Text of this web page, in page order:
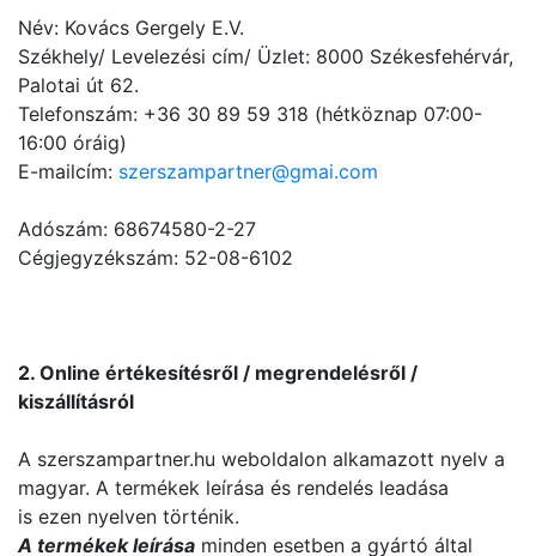
Név: Kovács Gergely E.V.
Székhely/ Levelezési cím/ Üzlet: 8000 Székesfehérvár,
Palotai út 62.
Telefonszám: +36 30 89 59 318 (hétköznap 07:00-
16:00 óráig)
E-mailcím: szerszampartner@gmai.com
Adószám: 68674580-2-27
Cégjegyzékszám: 52-08-6102
2. Online értékesítésről / megrendelésről /
kiszállításról
A szerszampartner.hu weboldalon alkamazott nyelv a
magyar. A termékek leírása és rendelés leadása
is ezen nyelven történik.
A termékek leírása minden esetben a gyártó által